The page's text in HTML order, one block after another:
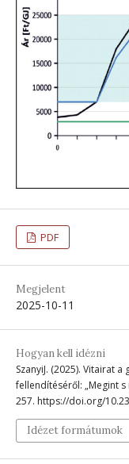
PDF
Megjelent
2025-10-11
Hogyan kell idézni
SzanyiJ. (2025). Vitairat
fellendítéséről: „Megint s
257. https://doi.org/
Idézet formátumok